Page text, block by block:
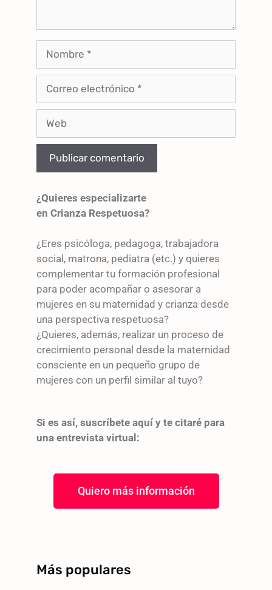
¿Quieres especializarte
en Crianza Respetuosa?
¿Eres psicóloga, pedagoga, trabajadora
social, matrona, pediatra (etc.) y quieres
complementar tu formación profesional
para poder acompañar o asesorar a
mujeres en su maternidad y crianza desde
una perspectiva respetuosa?
¿Quieres, además, realizar un proceso de
crecimiento personal desde la maternidad
consciente en un pequeño grupo de
mujeres con un perfil similar al tuyo?
Si es así, suscríbete aquí y te citaré para
una entrevista virtual:
Quiero más información
Más populares